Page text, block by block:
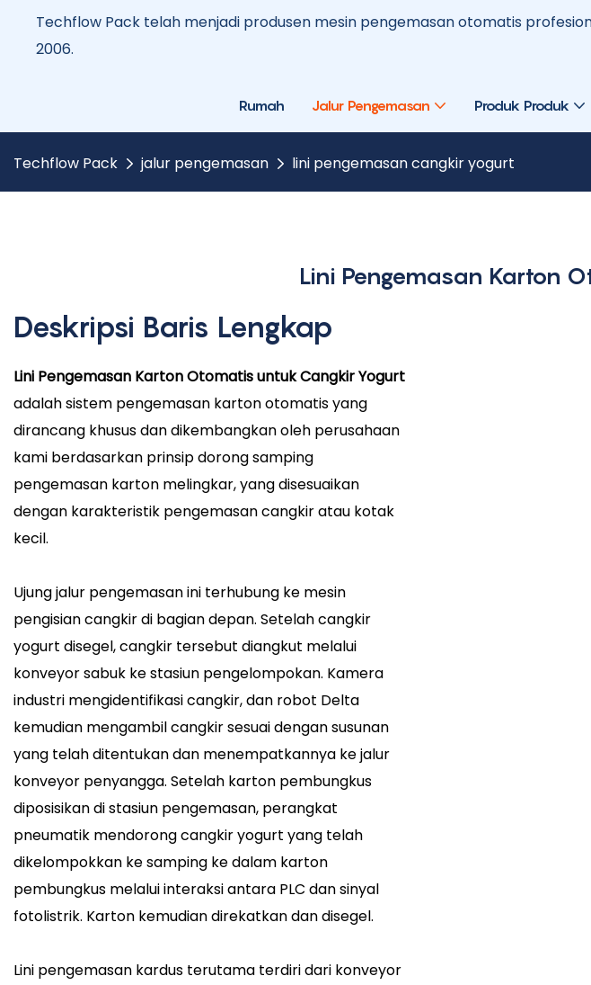
Techflow Pack telah menjadi produsen mesin pengemasan otomatis
2006.
Rumah Jalur Pengemasan Produk Produk
Techflow Pack jalur pengemasan lini pengemasan cangkir yogurt
Lini Pengemasan Karton
Deskripsi Baris Lengkap
Lini Pengemasan Karton Otomatis untuk Cangkir Yogurt
adalah sistem pengemasan karton otomatis yang
dirancang khusus dan dikembangkan oleh perusahaan
kami berdasarkan prinsip dorong samping
pengemasan karton melingkar, yang disesuaikan
dengan karakteristik pengemasan cangkir atau kotak
kecil.
Ujung jalur pengemasan ini terhubung ke mesin
pengisian cangkir di bagian depan. Setelah cangkir
yogurt disegel, cangkir tersebut diangkut melalui
konveyor sabuk ke stasiun pengelompokan. Kamera
industri mengidentifikasi cangkir, dan robot Delta
kemudian mengambil cangkir sesuai dengan susunan
yang telah ditentukan dan menempatkannya ke jalur
konveyor penyangga. Setelah karton pembungkus
diposisikan di stasiun pengemasan, perangkat
pneumatik mendorong cangkir yogurt yang telah
dikelompokkan ke samping ke dalam karton
pembungkus melalui interaksi antara PLC dan sinyal
fotolistrik. Karton kemudian direkatkan dan disegel.
Lini pengemasan kardus terutama terdiri dari konveyor